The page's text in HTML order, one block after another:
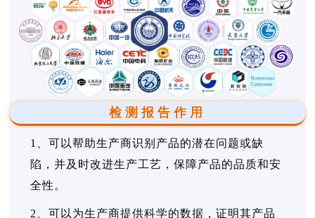
检测报告作用
1、可以帮助生产商识别产品的潜在问题或缺
陷，并及时改进生产工艺，保障产品的品质和安
全性。
2、可以为生产商提供科学的数据，证明其产品